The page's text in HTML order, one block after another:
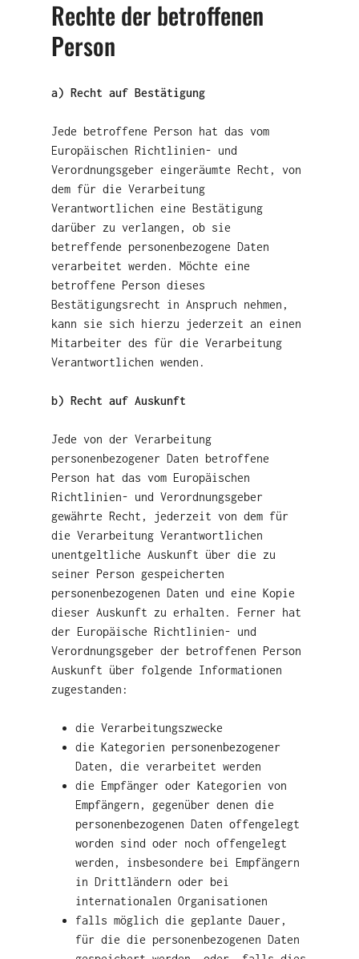
Rechte der betroffenen
Person
a) Recht auf Bestätigung
Jede betroffene Person hat das vom
Europäischen Richtlinien- und
Verordnungsgeber eingeräumte Recht, von
dem für die Verarbeitung
Verantwortlichen eine Bestätigung
darüber zu verlangen, ob sie
betreffende personenbezogene Daten
verarbeitet werden. Möchte eine
betroffene Person dieses
Bestätigungsrecht in Anspruch nehmen,
kann sie sich hierzu jederzeit an einen
Mitarbeiter des für die Verarbeitung
Verantwortlichen wenden.
b) Recht auf Auskunft
Jede von der Verarbeitung
personenbezogener Daten betroffene
Person hat das vom Europäischen
Richtlinien- und Verordnungsgeber
gewährte Recht, jederzeit von dem für
die Verarbeitung Verantwortlichen
unentgeltliche Auskunft über die zu
seiner Person gespeicherten
personenbezogenen Daten und eine Kopie
dieser Auskunft zu erhalten. Ferner hat
der Europäische Richtlinien- und
Verordnungsgeber der betroffenen Person
Auskunft über folgende Informationen
zugestanden:
die Verarbeitungszwecke
die Kategorien personenbezogener
Daten, die verarbeitet werden
die Empfänger oder Kategorien von
Empfängern, gegenüber denen die
personenbezogenen Daten offengelegt
worden sind oder noch offengelegt
werden, insbesondere bei Empfängern
in Drittländern oder bei
internationalen Organisationen
falls möglich die geplante Dauer,
für die die personenbezogenen Daten